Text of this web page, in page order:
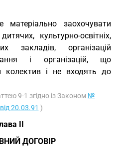
матеріально заохочувати
культурно-освітніх,
закладів, організацій
і організацій, що
колектив і не входять до
9-1 згідно із Законом №
20.03.91 )
II
ДОГОВІР